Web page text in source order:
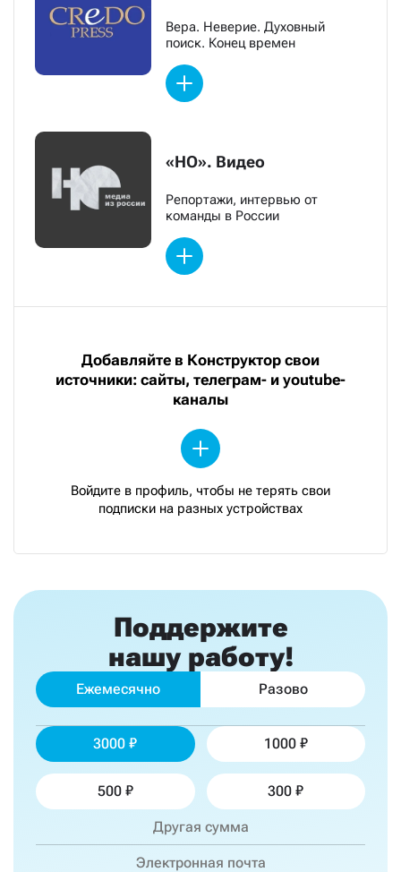
Вера. Неверие. Духовный
поиск. Конец времен
«НО». Видео
Репортажи, интервью от
команды в России
Добавляйте в Конструктор свои
источники: сайты, телеграм- и youtube-
каналы
Войдите в профиль, чтобы не терять свои
подписки на разных устройствах
Поддержите
нашу работу!
Ежемесячно Разово
3000 1000
500 300